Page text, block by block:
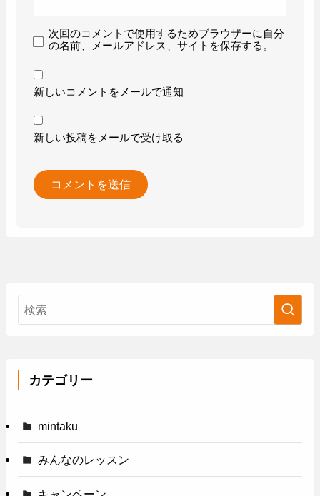
次回のコメントで使用するためブラウザーに自分
の名前、メールアドレス、サイトを保存する。
新しいコメントをメールで通知
新しい投稿をメールで受け取る
カテゴリー
mintaku
みんなのレッスン